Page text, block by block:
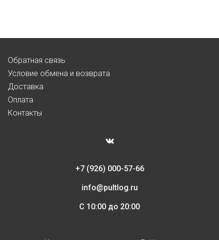
Обратная связь
Условие обмена и возврата
Доставка
Оплата
Контакты
+7 (926) 000-57-66
info@pultlog.ru
С 10:00 до 20:00